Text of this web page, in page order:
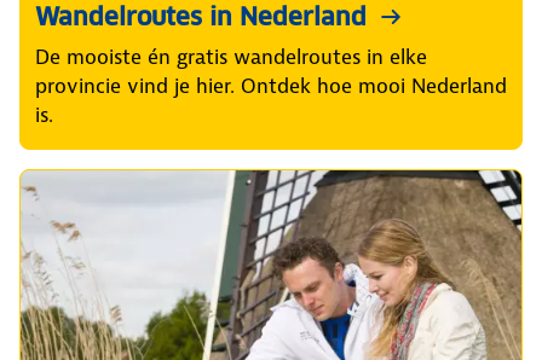
Wandelroutes in Nederland
De mooiste én gratis wandelroutes in elke
provincie vind je hier. Ontdek hoe mooi Nederland
is.